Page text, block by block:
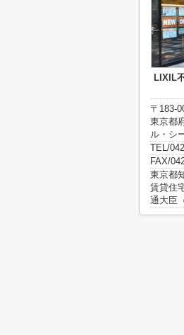
LIXIL
〒183-
東京都
ル・シ
TEL/
FAX/
東京都
賃貸住
通大臣